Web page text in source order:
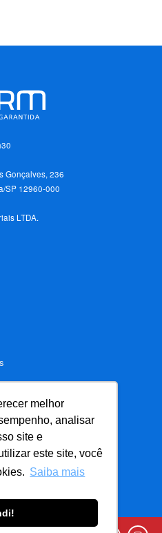
melhor
analisar
site e
este site, você
Saiba mais
Gonçalves, 236
SP 12960-000
LTDA.